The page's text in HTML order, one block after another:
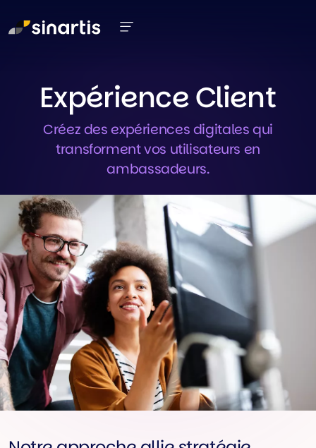
Expérience Client
Créez des expériences digitales qui
transforment vos utilisateurs en
ambassadeurs.